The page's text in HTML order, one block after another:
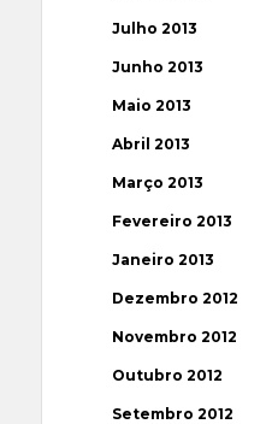
Julho 2013
Junho 2013
Maio 2013
Abril 2013
Março 2013
Fevereiro 2013
Janeiro 2013
Dezembro 2012
Novembro 2012
Outubro 2012
Setembro 2012